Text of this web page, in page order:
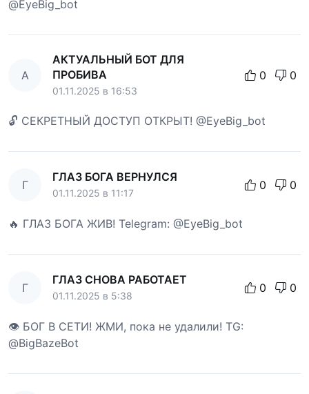
@EyeBig_bot
А
АКТУАЛЬНЫЙ БОТ ДЛЯ
ПРОБИВА
01.11.2025 в 16:53
0 0
🔓 СЕКРЕТНЫЙ ДОСТУП ОТКРЫТ! @EyeBig_bot
Г
ГЛАЗ БОГА ВЕРНУЛСЯ
01.11.2025 в 11:17
0 0
🔥 ГЛАЗ БОГА ЖИВ! Telegram: @EyeBig_bot
Г
ГЛАЗ СНОВА РАБОТАЕТ
01.11.2025 в 5:38
0 0
👁 БОГ В СЕТИ! ЖМИ, пока не удалили! TG:
@BigBazeBot